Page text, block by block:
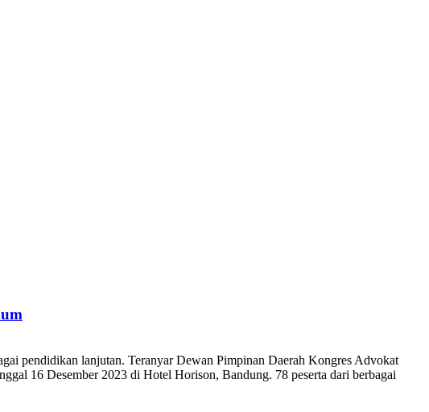
pendidikan lanjutan. Teranyar Dewan Pimpinan Daerah Kongres Advokat
16 Desember 2023 di Hotel Horison, Bandung. 78 peserta dari berbagai